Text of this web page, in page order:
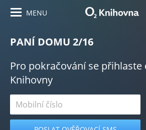
MENU
PANÍ DOMU 2/16
Pro pokračování se přihlaste
Knihovny